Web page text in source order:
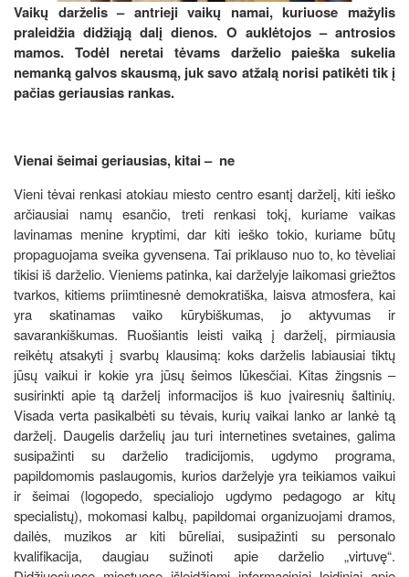
Vaikų darželis – antrieji vaikų namai, kuriuose mažylis
praleidžia didžiąją dalį dienos. O auklėtojos – antrosios
mamos. Todėl neretai tėvams darželio paieška sukelia
nemanką galvos skausmą, juk savo atžalą norisi patikėti tik į
pačias geriausias rankas.
Vienai šeimai geriausias, kitai – ne
Vieni tėvai renkasi atokiau miesto centro esantį darželį, kiti ieško
arčiausiai namų esančio, treti renkasi tokį, kuriame vaikas
lavinamas menine kryptimi, dar kiti ieško tokio, kuriame būtų
propaguojama sveika gyvensena. Tai priklauso nuo to, ko tėveliai
tikisi iš darželio. Vieniems patinka, kai darželyje laikomasi griežtos
tvarkos, kitiems priimtinesnė demokratiška, laisva atmosfera, kai
yra skatinamas vaiko kūrybiškumas, jo aktyvumas ir
savarankiškumas. Ruošiantis leisti vaiką į darželį, pirmiausia
reikėtų atsakyti į svarbų klausimą: koks darželis labiausiai tiktų
jūsų vaikui ir kokie yra jūsų šeimos lūkesčiai. Kitas žingsnis –
susirinkti apie tą darželį informacijos iš kuo įvairesnių šaltinių.
Visada verta pasikalbėti su tėvais, kurių vaikai lanko ar lankė tą
darželį. Daugelis darželių jau turi internetines svetaines, galima
susipažinti su darželio tradicijomis, ugdymo programa,
papildomomis paslaugomis, kurios darželyje yra teikiamos vaikui
ir šeimai (logopedo, specialiojo ugdymo pedagogo ar kitų
specialistų), mokomasi kalbų, papildomai organizuojami dramos,
dailės, muzikos ar kiti būreliai, susipažinti su personalo
kvalifikacija, daugiau sužinoti apie darželio „virtuvę“.